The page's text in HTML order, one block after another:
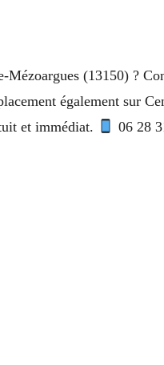
Mézoargues (13150) ?
également sur
et immédiat.
06 28